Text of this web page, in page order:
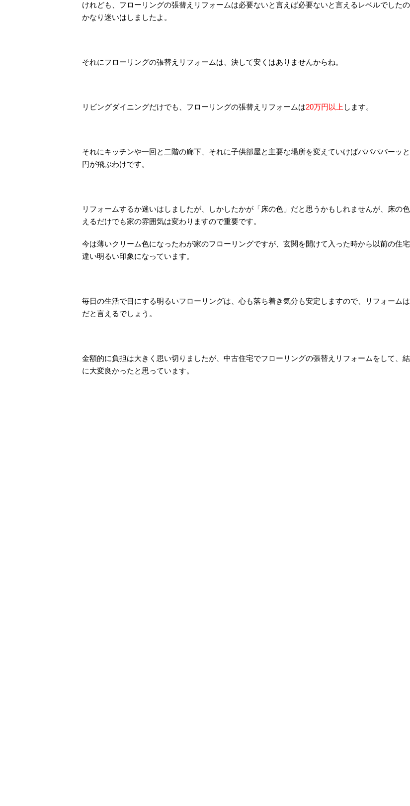
けれども、フローリングの張替えリフォームは必要ないと言えば必要ないと言えるレベルでしたの
かなり迷いはしましたよ。
それにフローリングの張替えリフォームは、決して安くはありませんからね。
リビングダイニングだけでも、フローリングの張替えリフォームは20万円以上 します。
それにキッチンや一回と二階の廊下、それに子供部屋と主要な場所を変えていけばパパパパーッ
円が飛ぶわけです。
リフォームするか迷いはしましたが、しかしたかが「床の色」だと思うかもしれませんが、床の
えるだけでも家の雰囲気は変わりますので重要です。
今は薄いクリーム色になったわが家のフローリングですが、玄関を開けて入った時から以前の住
違い明るい印象になっています。
毎日の生活で目にする明るいフローリングは、心も落ち着き気分も安定しますので、リフォーム
だと言えるでしょう。
金額的に負担は大きく思い切りましたが、中古住宅でフローリングの張替えリフォームをして、
に大変良かったと思っています。